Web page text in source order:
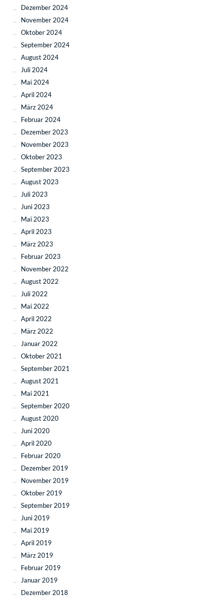
Dezember 2024
November 2024
Oktober 2024
September 2024
August 2024
Juli 2024
Mai 2024
April 2024
März 2024
Februar 2024
Dezember 2023
November 2023
Oktober 2023
September 2023
August 2023
Juli 2023
Juni 2023
Mai 2023
April 2023
März 2023
Februar 2023
November 2022
August 2022
Juli 2022
Mai 2022
April 2022
März 2022
Januar 2022
Oktober 2021
September 2021
August 2021
Mai 2021
September 2020
August 2020
Juni 2020
April 2020
Februar 2020
Dezember 2019
November 2019
Oktober 2019
September 2019
Juni 2019
Mai 2019
April 2019
März 2019
Februar 2019
Januar 2019
Dezember 2018